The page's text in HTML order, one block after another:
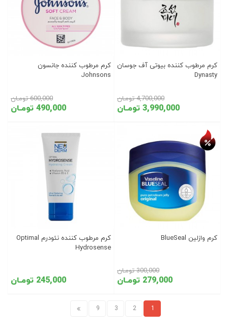
کرم مرطوب کننده بیوتی آف جوسان
Dynasty
3,990,000 تومـان
4,700,000 تومـان
کرم مرطوب کننده جانسون
Johnsons
490,000 تومـان
600,000 تومـان
کرم وازلین BlueSeal
279,000 تومـان
300,000 تومـان
کرم مرطوب کننده نئودرم Optimal
Hydrosense
245,000 تومـان
1
2
3
9